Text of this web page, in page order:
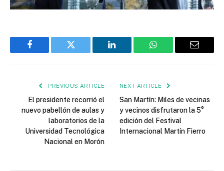
Facebook Twitter LinkedIn WhatsApp Email
PREVIOUS ARTICLE
El presidente recorrió el
nuevo pabellón de aulas y
laboratorios de la
Universidad Tecnológica
Nacional en Morón
NEXT ARTICLE
San Martín: Miles de vecinas
y vecinos disfrutaron la 5°
edición del Festival
Internacional Martín Fierro